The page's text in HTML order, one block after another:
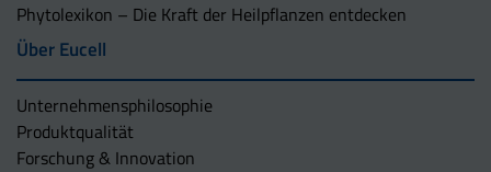
Phytolexikon – Die Kraft der Heilpflanzen entdecken
Über Eucell
Unternehmens­philosophie
Produktqualität
Forschung & Innovation